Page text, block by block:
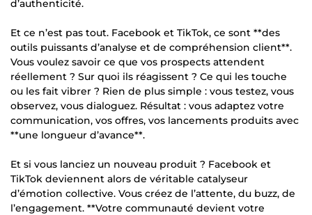
d’authenticité.
Et ce n’est pas tout. Facebook et TikTok, ce sont **des
outils puissants d’analyse et de compréhension client**.
Vous voulez savoir ce que vos prospects attendent
réellement ? Sur quoi ils réagissent ? Ce qui les touche
ou les fait vibrer ? Rien de plus simple : vous testez, vous
observez, vous dialoguez. Résultat : vous adaptez votre
communication, vos offres, vos lancements produits avec
**une longueur d’avance**.
Et si vous lanciez un nouveau produit ? Facebook et
TikTok deviennent alors de véritable catalyseur
d’émotion collective. Vous créez de l’attente, du buzz, de
l’engagement. **Votre communauté devient votre